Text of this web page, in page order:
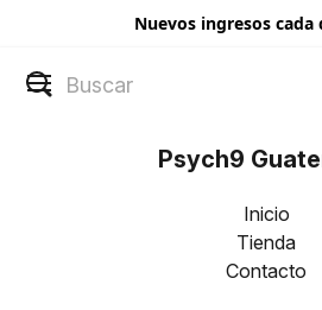
Nuevos ingresos
Psych9
Inicio
Tienda
Contacto